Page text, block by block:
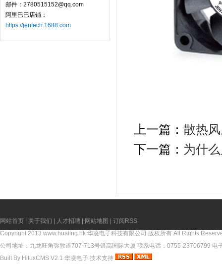
邮件：2780515152@qq.com
阿里巴巴店铺：
https://jentech.1688.com
上一篇： 散热
下一篇： 为什
网站首页 关于我们 人才招聘 网站地图
订阅RSS
Copyright 2013 www.hualing.hk 华凌电子科技有限公司 版权所有 All Rights
公司地址：九龙旺角弥敦道707-713号银高国际大厦 联系电话：0755-23706799 电
Built By HituxCMS V2.1 华凌电子 技术支持